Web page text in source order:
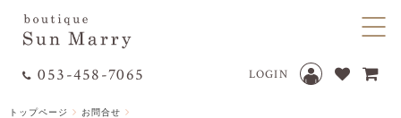
053-458-7065 LOGIN
トップページ お問合せ